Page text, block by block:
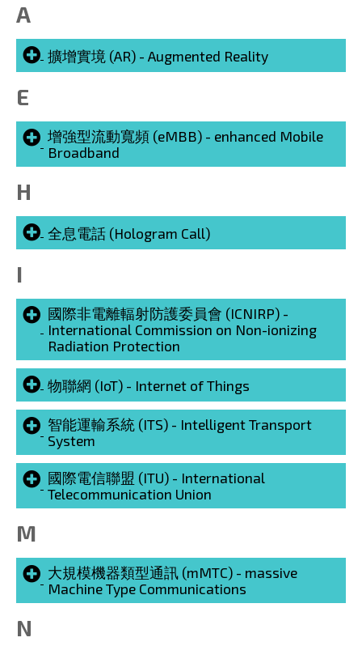
A
擴增實境 (AR) - Augmented Reality
E
增強型流動寬頻 (eMBB) - enhanced Mobile
Broadband
H
全息電話 (Hologram Call)
I
國際非電離輻射防護委員會 (ICNIRP) -
International Commission on Non-ionizing
Radiation Protection
物聯網 (IoT) - Internet of Things
智能運輸系統 (ITS) - Intelligent Transport
System
國際電信聯盟 (ITU) - International
Telecommunication Union
M
大規模機器類型通訊 (mMTC) - massive
Machine Type Communications
N